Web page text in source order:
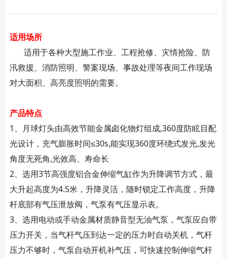
适用场所
适用于各种大型施工作业、工程抢修、灾情抢险、防
汛救援、消防照明、警案现场、事故处理等夜间工作现场
对大面积、高亮度照明的需要。
产品特点
1、月球灯头由高效节能金属卤化物灯组成,360度防眩目配
光设计，充气膨胀时间≤30s,能实现360度环绕式发光,发光
角度无死角,光效高、寿命长
2、选用3节高强度铝合金伸缩气缸作为升降调节方式，最
大升起高度为4.5米，升降灵活，随时锁定工作高度，升降
杆底部有气压泄放阀，气泵有气压显示表。
3、选用电动或手动金属材质静音型无油气泵，气泵应自带
压力开关，当气杆气压到达一定的压力时自动关机，气杆
压力不够时，气泵自动开机补气压，可快速控制伸缩气杆